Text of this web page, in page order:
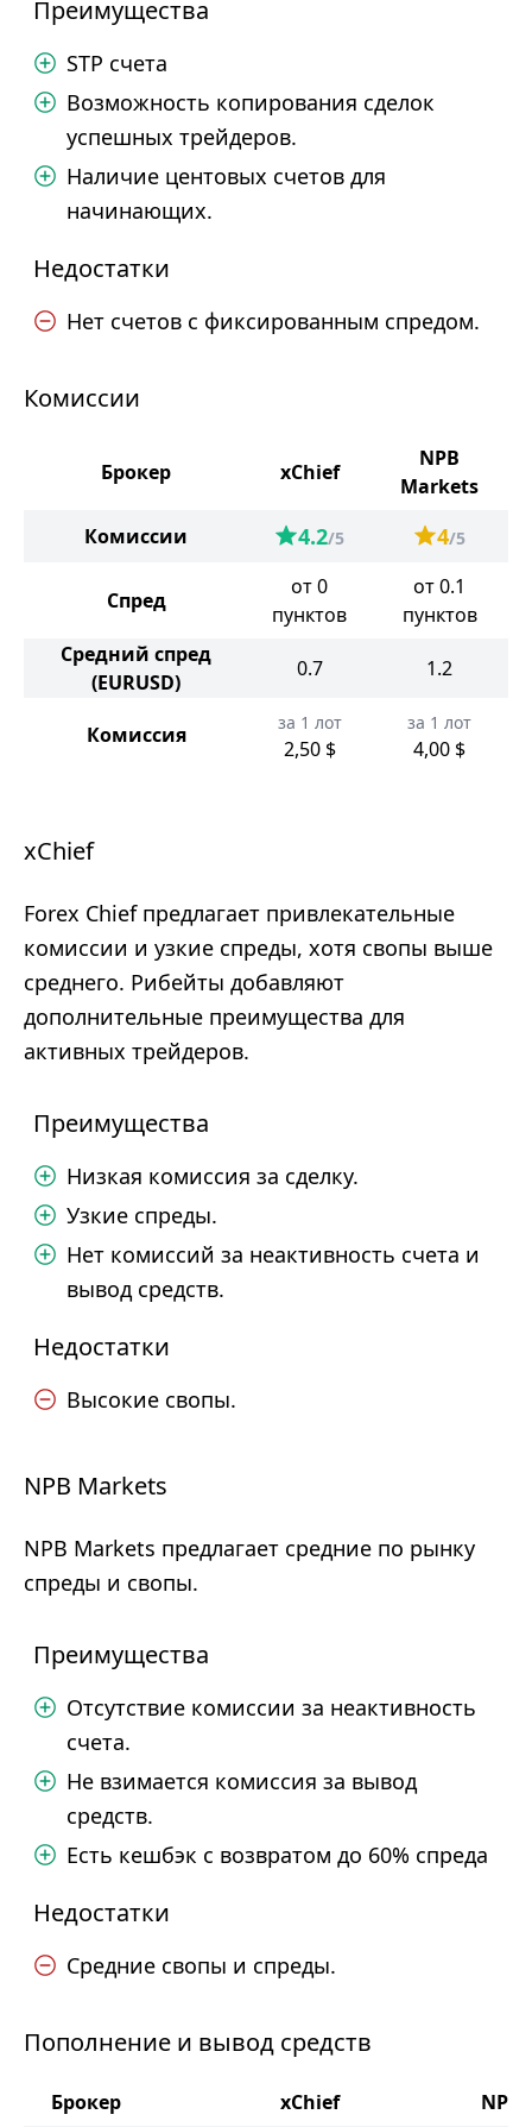
Преимущества
STP счета
Возможность копирования сделок
успешных трейдеров.
Наличие центовых счетов для
начинающих.
Недостатки
Нет счетов с фиксированным спредом.
Комиссии
Брокер xChief
NPB
Markets
Комиссии
4.2/5 4/5
Спред
от 0
пунктов
от 0.1
пунктов
Средний спред
(EURUSD)
0.7 1.2
Комиссия за 1 лот
2,50 $
за 1 лот
4,00 $
xChief
Forex Chief предлагает привлекательные
комиссии и узкие спреды, хотя свопы выше
среднего. Рибейты добавляют
дополнительные преимущества для
активных трейдеров.
Преимущества
Низкая комиссия за сделку.
Узкие спреды.
Нет комиссий за неактивность счета и
вывод средств.
Недостатки
Высокие свопы.
NPB Markets
NPB Markets предлагает средние по рынку
спреды и свопы.
Преимущества
Отсутствие комиссии за неактивность
счета.
Не взимается комиссия за вывод
средств.
Есть кешбэк с возвратом до 60% спреда
Недостатки
Средние свопы и спреды.
Пополнение и вывод средств
Брокер xChief
NPB